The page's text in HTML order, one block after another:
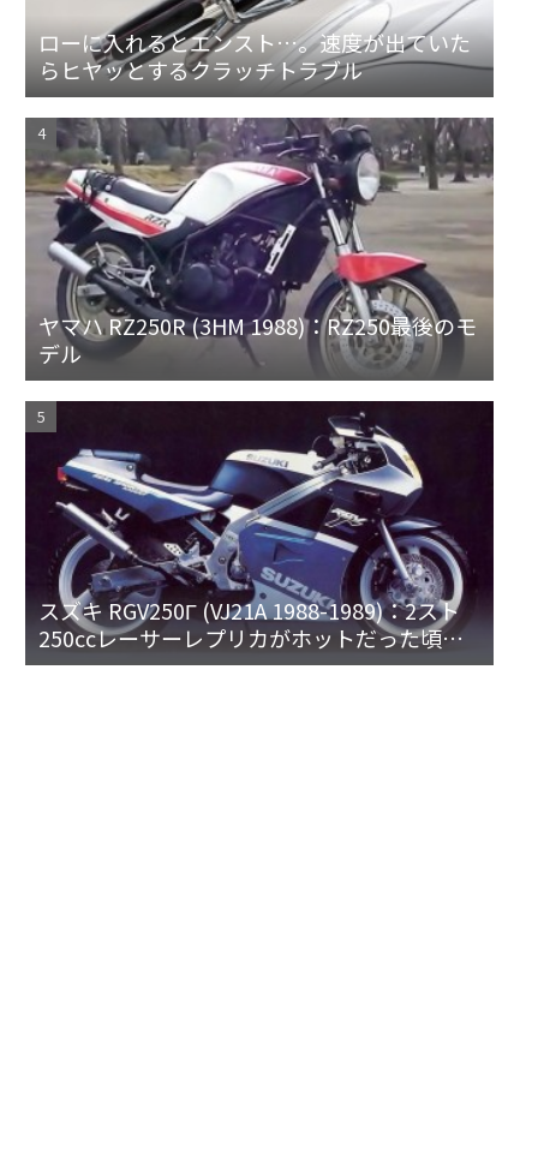
ローに入れるとエンスト…。速度が出ていた
らヒヤッとするクラッチトラブル
ヤマハ RZ250R (3HM 1988)：RZ250最後のモ
デル
スズキ RGV250Γ (VJ21A 1988-1989)：2スト
250ccレーサーレプリカがホットだった頃の1
台